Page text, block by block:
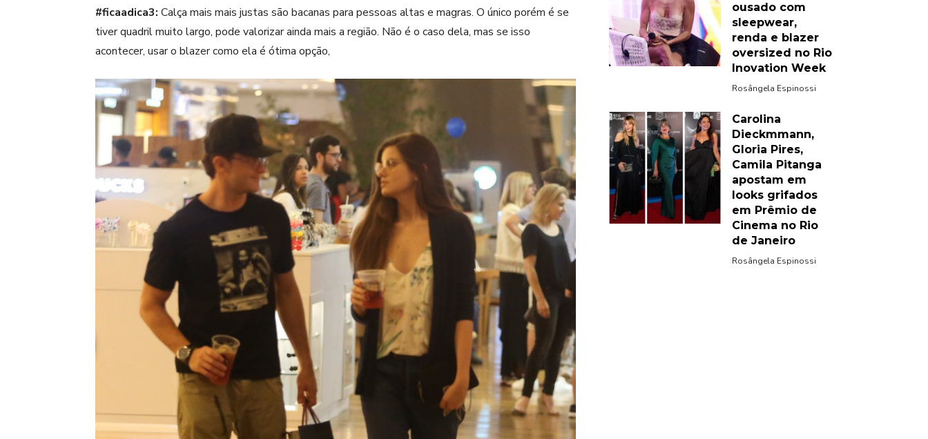
#ficaadica3: Calça mais mais justas são bacanas para pessoas altas e magras. O único porém é se
tiver quadril muito largo, pode valorizar ainda mais a região. Não é o caso dela, mas se isso
acontecer, usar o blazer como ela é ótima opção,
ousado com
sleepwear,
renda e blazer
oversized no Rio
Inovation Week
Rosângela Espinossi
Carolina
Dieckmmann,
Gloria Pires,
Camila Pitanga
apostam em
looks grifados
em Prêmio de
Cinema no Rio
de Janeiro
Rosângela Espinossi